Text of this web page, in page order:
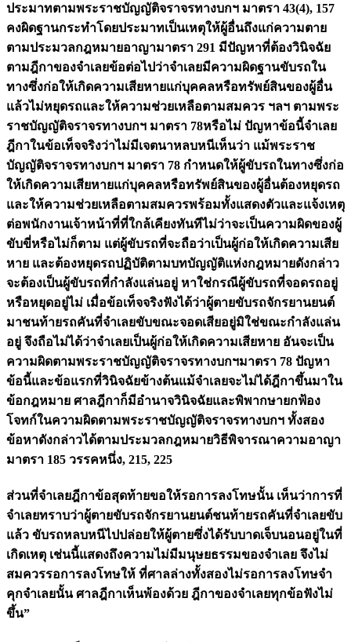
ประมาทตามพระราชบัญญัติจราจรทางบกฯ มาตรา 43(4), 157
คงผิดฐานกระทำโดยประมาทเป็นเหตุให้ผู้อื่นถึงแก่ความตาย
ตามประมวลกฎหมายอาญามาตรา 291 มีปัญหาที่ต้องวินิจฉัย
ตามฎีกาของจำเลยข้อต่อไปว่าจำเลยมีความผิดฐานขับรถใน
ทางซึ่งก่อให้เกิดความเสียหายแก่บุคคลหรือทรัพย์สินของผู้อื่น
แล้วไม่หยุดรถและให้ความช่วยเหลือตามสมควร ฯลฯ ตามพระ
ราชบัญญัติจราจรทางบกฯ มาตรา 78หรือไม่ ปัญหาข้อนี้จำเลย
ฎีกาในข้อเท็จจริงว่าไม่มีเจตนาหลบหนีเห็นว่า แม้พระราช
บัญญัติจราจรทางบกฯ มาตรา 78 กำหนดให้ผู้ขับรถในทางซึ่งก่อ
ให้เกิดความเสียหายแก่บุคคลหรือทรัพย์สินของผู้อื่นต้องหยุดรถ
และให้ความช่วยเหลือตามสมควรพร้อมทั้งแสดงตัวและแจ้งเหตุ
ต่อพนักงานเจ้าหน้าที่ที่ใกล้เคียงทันทีไม่ว่าจะเป็นความผิดของผู้
ขับขี่หรือไม่ก็ตาม แต่ผู้ขับรถที่จะถือว่าเป็นผู้ก่อให้เกิดความเสีย
หาย และต้องหยุดรถปฏิบัติตามบทบัญญัติแห่งกฎหมายดังกล่าว
จะต้องเป็นผู้ขับรถที่กำลังแล่นอยู่ หาใช่กรณีผู้ขับรถที่จอดรถอยู่
หรือหยุดอยู่ไม่ เมื่อข้อเท็จจริงฟังได้ว่าผู้ตายขับรถจักรยานยนต์
มาชนท้ายรถคันที่จำเลยขับขณะจอดเสียอยู่มิใช่ขณะกำลังแล่น
อยู่ จึงถือไม่ได้ว่าจำเลยเป็นผู้ก่อให้เกิดความเสียหาย อันจะเป็น
ความผิดตามพระราชบัญญัติจราจรทางบกฯมาตรา 78 ปัญหา
ข้อนี้และข้อแรกที่วินิจฉัยข้างต้นแม้จำเลยจะไม่ได้ฎีกาขึ้นมาใน
ข้อกฎหมาย ศาลฎีกาก็มีอำนาจวินิจฉัยและพิพากษายกฟ้อง
โจทก์ในความผิดตามพระราชบัญญัติจราจรทางบกฯ ทั้งสอง
ข้อหาดังกล่าวได้ตามประมวลกฎหมายวิธีพิจารณาความอาญา
มาตรา 185 วรรคหนึ่ง, 215, 225
ส่วนที่จำเลยฎีกาข้อสุดท้ายขอให้รอการลงโทษนั้น เห็นว่าการที่
จำเลยทราบว่าผู้ตายขับรถจักรยานยนต์ชนท้ายรถคันที่จำเลยขับ
แล้ว ขับรถหลบหนีไปปล่อยให้ผู้ตายซึ่งได้รับบาดเจ็บนอนอยู่ในที่
เกิดเหตุ เช่นนี้แสดงถึงความไม่มีมนุษยธรรมของจำเลย จึงไม่
สมควรรอการลงโทษให้ ที่ศาลล่างทั้งสองไม่รอการลงโทษจำ
คุกจำเลยนั้น ศาลฎีกาเห็นพ้องด้วย ฎีกาของจำเลยทุกข้อฟังไม่
ขึ้น”